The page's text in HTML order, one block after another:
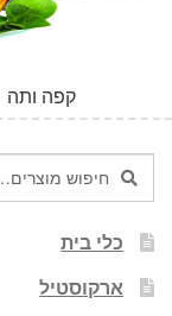
קפה ותה
חיפוש
עבור:
חיפוש
כלי בית
ארקוסטיל